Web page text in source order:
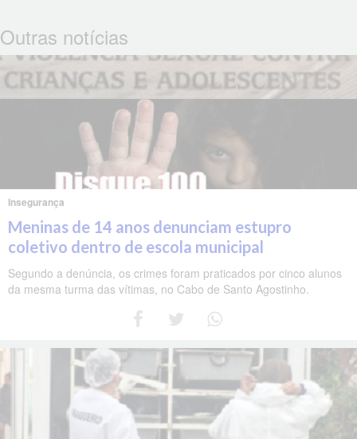
Outras notícias
Insegurança
Meninas de 14 anos denunciam estupro
coletivo dentro de escola municipal
Segundo a denúncia, os crimes foram praticados por cinco alunos
da mesma turma das vítimas, no Cabo de Santo Agostinho.